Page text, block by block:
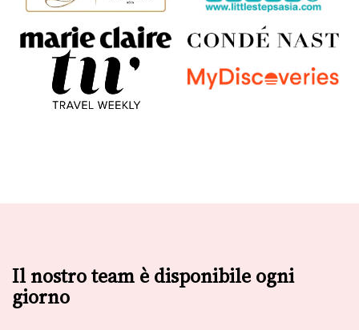
Il nostro team è disponibile ogni
giorno